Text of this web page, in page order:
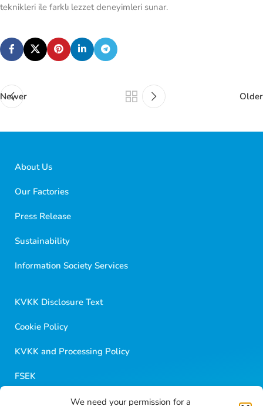
We need your permission for a
teknikleri ile farklı lezzet deneyimleri sunar.
Newer Older
About Us
Our Factories
Press Release
Sustainability
Information Society Services
KVKK Disclosure Text
Cookie Policy
KVKK and Processing Policy
FSEK
Golf Dondurma Dijital Asistanı
Kısa sorular sorabilir veya aşağıdaki seçeneklerden